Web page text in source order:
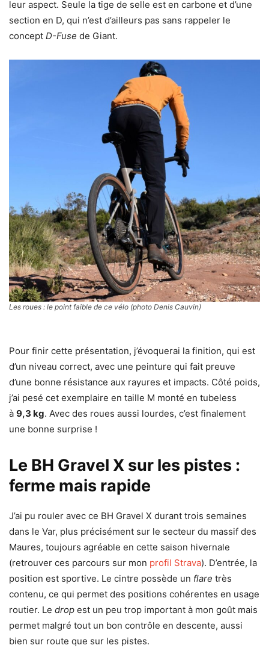
leur aspect. Seule la tige de selle est en carbone et d’une
section en D, qui n’est d’ailleurs pas sans rappeler le
concept D-Fuse de Giant.
Les roues : le point faible de ce vélo (photo Denis Cauvin)
Pour finir cette présentation, j’évoquerai la finition, qui est
d’un niveau correct, avec une peinture qui fait preuve
d’une bonne résistance aux rayures et impacts. Côté poids,
j’ai pesé cet exemplaire en taille M monté en tubeless
à 9,3 kg. Avec des roues aussi lourdes, c’est finalement
une bonne surprise !
Le BH Gravel X sur les pistes :
ferme mais rapide
J’ai pu rouler avec ce BH Gravel X durant trois semaines
dans le Var, plus précisément sur le secteur du massif des
Maures, toujours agréable en cette saison hivernale
(retrouver ces parcours sur mon profil Strava). D’entrée, la
position est sportive. Le cintre possède un flare très
contenu, ce qui permet des positions cohérentes en usage
routier. Le drop est un peu trop important à mon goût mais
permet malgré tout un bon contrôle en descente, aussi
bien sur route que sur les pistes.